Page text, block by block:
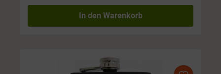
In den Warenkorb